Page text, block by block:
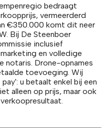
bedraagt
vermeerderd
€350.000 komt dit neer
Bij De Steenboer
inclusief
en volledige
notaris. Drone-opnames
toevoeging. Wij
u betaalt enkel bij een
alleen op prijs, maar ook